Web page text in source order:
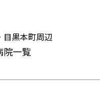
目黒本町周辺
院一覧